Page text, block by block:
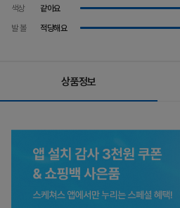
색상
같아요
발 볼
적당해요
상품정보